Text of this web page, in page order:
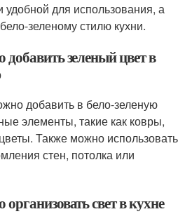
для использования, а
зеленому стилю кухни.
зеленый цвет в
добавить в бело-зеленую
элементы, такие как ковры,
Также можно использовать
стен, потолка или
свет в кухне